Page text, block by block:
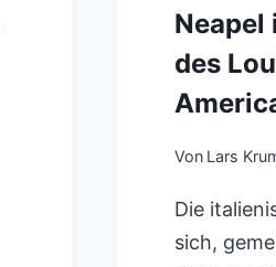
des
Von Lars
Die
sich,